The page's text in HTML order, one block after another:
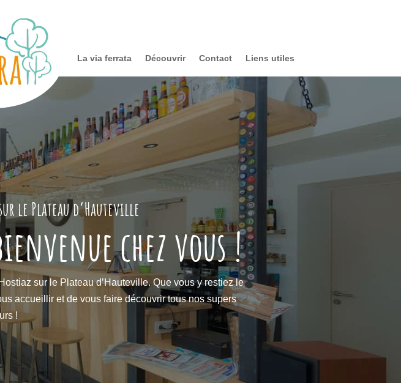
La via ferrata Découvrir Contact Liens utiles
le Plateau d’Hauteville
chez vous !
sur le Plateau d’Hauteville. Que vous y restiez le
accueillir et de vous faire découvrir tous nos supers
!